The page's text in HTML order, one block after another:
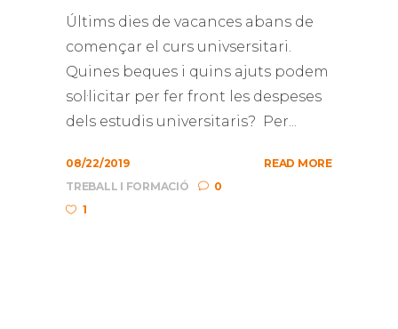
Últims dies de vacances abans de
començar el curs univsersitari.
Quines beques i quins ajuts podem
sol·licitar per fer front les despeses
dels estudis universitaris? Per...
08/22/2019
TREBALL I FORMACIÓ
0
1
READ MORE